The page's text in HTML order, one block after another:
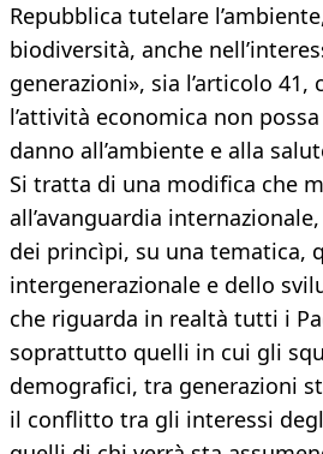
Repubblica tutelare
biodiversità, anche
generazioni», sia l’articolo 41,
l’attività economica non
danno all’ambiente e alla
Si tratta di una modifica che
all’avanguardia
dei princìpi, su una tematica,
intergenerazionale e dello
che riguarda in realtà tutti i
soprattutto quelli in cui gli
demografici, tra generazioni
il conflitto tra gli interessi